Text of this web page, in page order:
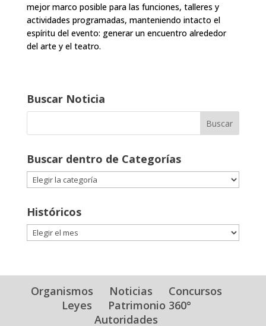
mejor marco posible para las funciones, talleres y
actividades programadas, manteniendo intacto el
espíritu del evento: generar un encuentro alrededor
del arte y el teatro.
Buscar Noticia
Buscar dentro de Categorías
Buscar
dentro
Categorías
Históricos
Históricos
Organismos Noticias
Concursos
Leyes
Patrimonio 360°
Autoridades